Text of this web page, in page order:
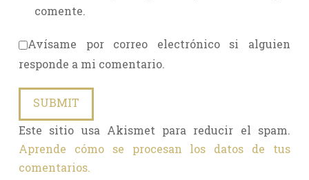
comente.
Avísame por correo electrónico si alguien
responde a mi comentario.
Este sitio usa Akismet para reducir el spam.
Aprende cómo se procesan los datos de tus
comentarios.